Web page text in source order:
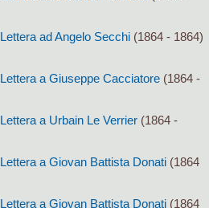
Lettera ad Angelo Secchi (1864 - 1864)
Lettera a Giuseppe Cacciatore (1864 -
Lettera a Urbain Le Verrier (1864 -
Lettera a Giovan Battista Donati (1864
Lettera a Giovan Battista Donati (1864